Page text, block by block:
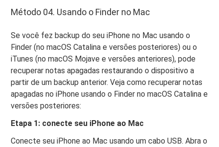
Método 04. Usando o Finder no Mac
Se você fez backup do seu iPhone no Mac usando o
Finder (no macOS Catalina e versões posteriores) ou o
iTunes (no macOS Mojave e versões anteriores), pode
recuperar notas apagadas restaurando o dispositivo a
partir de um backup anterior. Veja como recuperar notas
apagadas no iPhone usando o Finder no macOS Catalina e
versões posteriores:
Etapa 1: conecte seu iPhone ao Mac
Conecte seu iPhone ao Mac usando um cabo USB. Abra o